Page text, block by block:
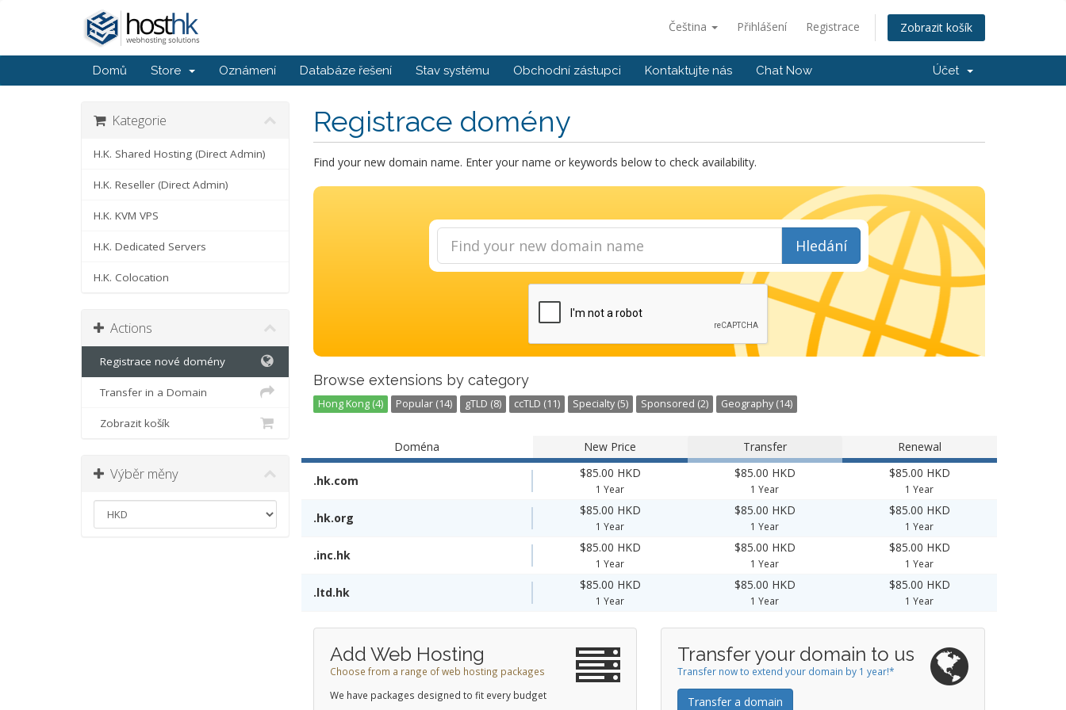
Čeština Přihlášení Registrace Zobrazit košík
Domů Store Oznámení Databáze řešení Stav systému Obchodní zástupci Kontaktujte nás Chat Now Účet
Registrace domény
Kategorie
H.K. Shared Hosting (Direct Admin)
H.K. Reseller (Direct Admin)
H.K. KVM VPS
H.K. Dedicated Servers
H.K. Colocation
Actions
Registrace nové domény
Transfer in a Domain
Zobrazit košík
Výběr měny
Find your new domain name. Enter your name or keywords below to check availability.
Hledání
Browse extensions by category
Hong Kong (4) Popular (14) gTLD (8) ccTLD (11) Specialty (5) Sponsored (2) Geography (14)
Doména New Price Transfer Renewal
.hk.com
$85.00 HKD
1 Year
$85.00 HKD
1 Year
$85.00 HKD
1 Year
.hk.org
$85.00 HKD
1 Year
$85.00 HKD
1 Year
$85.00 HKD
1 Year
.inc.hk
$85.00 HKD
1 Year
$85.00 HKD
1 Year
$85.00 HKD
1 Year
.ltd.hk
$85.00 HKD
1 Year
$85.00 HKD
1 Year
$85.00 HKD
1 Year
Add Web Hosting
Choose from a range of web hosting packages
We have packages designed to fit every budget
Transfer your domain to us
Transfer now to extend your domain by 1 year!*
Transfer a domain